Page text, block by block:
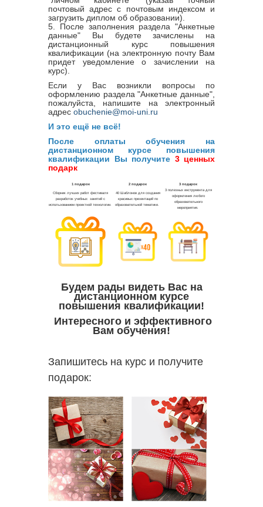
почтовый адрес с почтовым индексом и
загрузить диплом об образовании).
5. После заполнения раздела "Анкетные
данные" Вы будете зачислены на
дистанционный курс повышения
квалификации (на электронную почту Вам
придет уведомление о зачислении на
курс).
Если у Вас возникли вопросы по
оформлению раздела "Анкетные данные",
пожалуйста, напишите на электронный
адрес obuchenie@moi-uni.ru
И это ещё не всё!
После оплаты обучения на
дистанционном курсе повышения
квалификации Вы получите 3 ценных
подарк
Будем рады видеть Вас на
дистанционном курсе
повышения квалификации!
Интересного и эффективного
Вам обучения!
Запишитесь на курс и получите
подарок: